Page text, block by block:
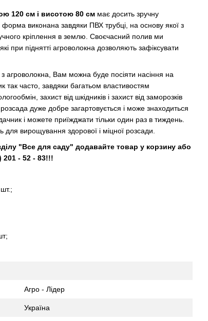
120 см і висотою 80 см має досить зручну
форма виконана завдяки ПВХ трубці, на основу якої з
кріплення в землю. Своєчасний полив ми
при піднятті агроволокна дозволяють зафіксувати
агроволокна, Вам можна буде посіяти насіння на
так часто, завдяки багатьом властивостям
захист від шкідників і захист від заморозків
дуже добре загартовується і може знаходиться
і можете приїжджати тільки один раз в тиждень.
вирощування здорової і міцної розсади.
"Все для саду" додавайте товар у корзину або
201 - 52 - 83!!!
Агро - Лідер
Україна